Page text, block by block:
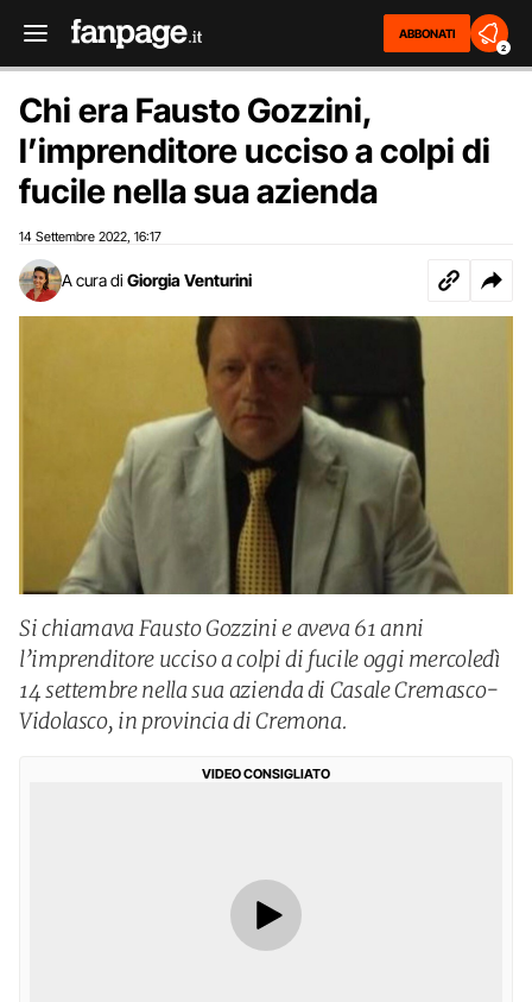
ABBONATI
2
Chi era Fausto Gozzini,
l’imprenditore ucciso a colpi di
fucile nella sua azienda
14 Settembre 2022 16:17
A cura di Giorgia Venturini
Si chiamava Fausto Gozzini e aveva 61 anni
l’imprenditore ucciso a colpi di fucile oggi mercoledì
14 settembre nella sua azienda di Casale Cremasco-
Vidolasco, in provincia di Cremona.
VIDEO CONSIGLIATO